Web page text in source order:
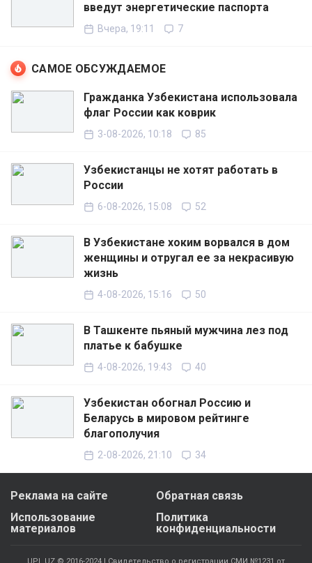
введут энергетические паспорта
Вчера, 19:11 7
САМОЕ ОБСУЖДАЕМОЕ
Гражданка Узбекистана использовала
флаг России как коврик
3-08-2026, 10:18 85
Узбекистанцы не хотят работать в
России
6-08-2026, 15:08 52
В Узбекистане хоким ворвался в дом
женщины и отругал ее за некрасивую
жизнь
4-08-2026, 15:16 50
В Ташкенте пьяный мужчина лез под
платье к бабушке
4-08-2026, 19:43 40
Узбекистан обогнал Россию и
Беларусь в мировом рейтинге
благополучия
2-08-2026, 21:10 34
Реклама на сайте
Обратная связь
Использование
материалов
Политика
конфиденциальности